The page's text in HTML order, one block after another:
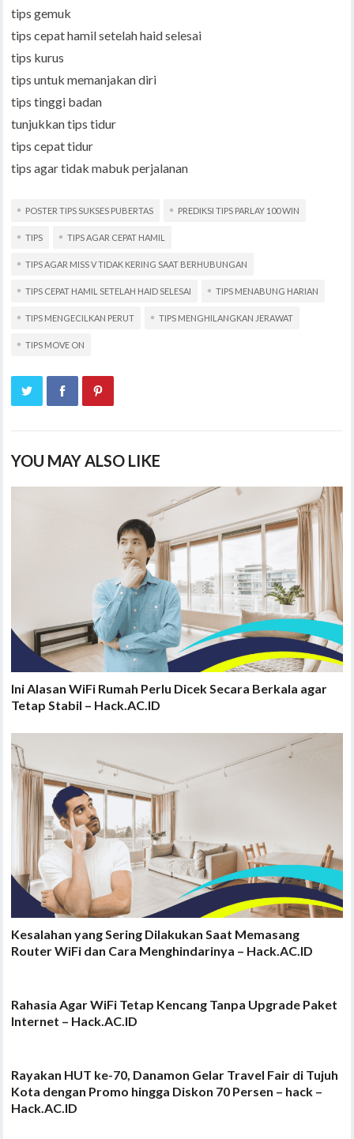
tips gemuk
tips cepat hamil setelah haid selesai
tips kurus
tips untuk memanjakan diri
tips tinggi badan
tunjukkan tips tidur
tips cepat tidur
tips agar tidak mabuk perjalanan
POSTER TIPS SUKSES PUBERTAS PREDIKSI TIPS PARLAY 100 WIN
TIPS TIPS AGAR CEPAT HAMIL
TIPS AGAR MISS V TIDAK KERING SAAT BERHUBUNGAN
TIPS CEPAT HAMIL SETELAH HAID SELESAI TIPS MENABUNG HARIAN
TIPS MENGECILKAN PERUT TIPS MENGHILANGKAN JERAWAT
TIPS MOVE ON
YOU MAY ALSO LIKE
Ini Alasan WiFi Rumah Perlu Dicek Secara Berkala agar
Tetap Stabil – Hack.AC.ID
Kesalahan yang Sering Dilakukan Saat Memasang
Router WiFi dan Cara Menghindarinya – Hack.AC.ID
Rahasia Agar WiFi Tetap Kencang Tanpa Upgrade Paket
Internet – Hack.AC.ID
Rayakan HUT ke-70, Danamon Gelar Travel Fair di Tujuh
Kota dengan Promo hingga Diskon 70 Persen – hack –
Hack.AC.ID